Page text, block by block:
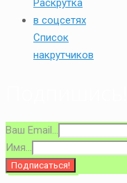
Список
накрутчиков
Ваш Email...
Имя...